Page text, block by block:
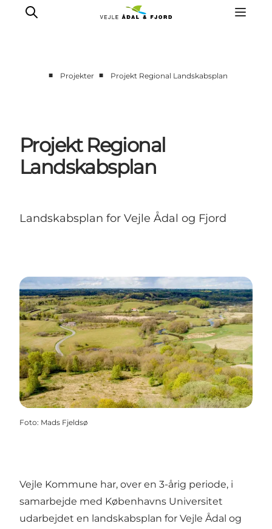
■ Projekter ■ Projekt Regional Landskabsplan
Projekt Regional
Landskabsplan
Landskabsplan for Vejle Ådal og Fjord
Foto: Mads Fjeldsø
Vejle Kommune har, over en 3-årig periode, i
samarbejde med Københavns Universitet
udarbejdet en landskabsplan for Vejle Ådal og